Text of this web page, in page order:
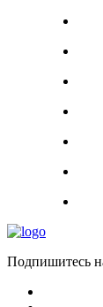
Подпишитесь